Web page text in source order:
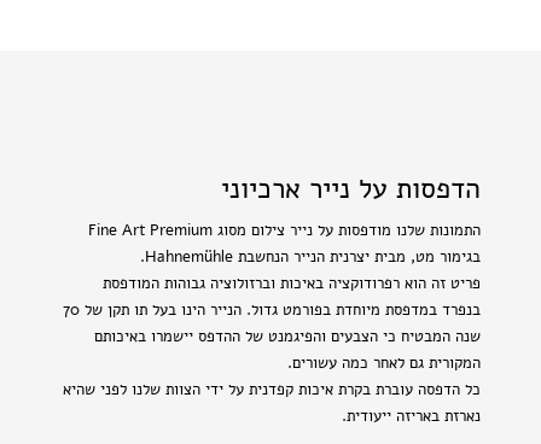
הדפסות על נייר ארכיוני
התמונות שלנו מודפסות על נייר צילום מסוג Fine Art Premium
בגימור מט, מבית יצרנית הנייר הנחשבת Hahnemühle.
פריט זה הוא רפרודוקציה באיכות וברזולוציה גבוהות המודפסת
בנפרד במדפסת מיוחדת בפורמט גדול. הנייר הינו בעל תו תקן של 70
שנה המבטיח כי הצבעים והפיגמנט של ההדפס יישמרו באיכותם
המקורית גם לאחר כמה עשורים.
כל הדפסה עוברת בקרת איכות קפדנית על ידי הצוות שלנו לפני שהיא
נארזת באריזה ייעודית.